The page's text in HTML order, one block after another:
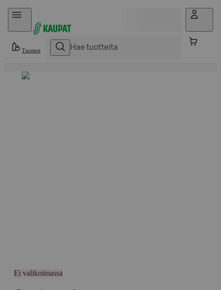
Hyppää sisältöön
Tuotteet
Ei valikoimassa